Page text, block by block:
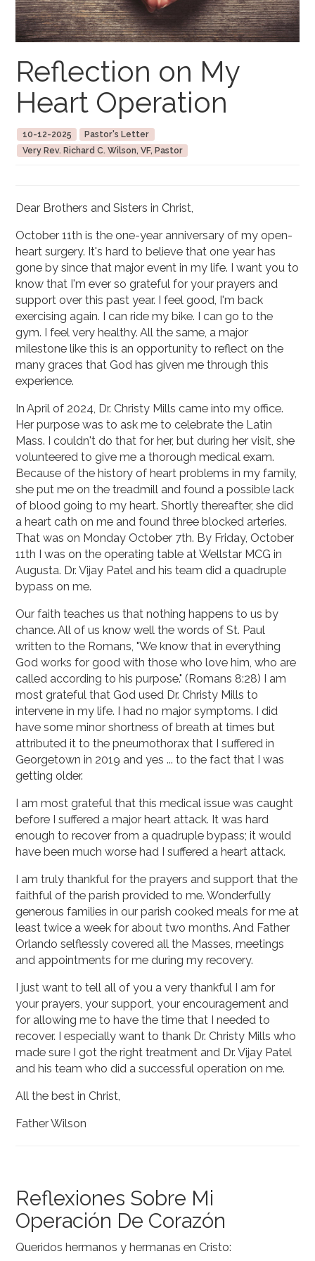
Reflection on My
Heart Operation
10-12-2025
Pastor's Letter
Very Rev. Richard C. Wilson, VF, Pastor
Dear Brothers and Sisters in Christ,
October 11th is the one-year anniversary of my open-
heart surgery. It's hard to believe that one year has
gone by since that major event in my life. I want you to
know that I'm ever so grateful for your prayers and
support over this past year. I feel good, I'm back
exercising again. I can ride my bike. I can go to the
gym. I feel very healthy. All the same, a major
milestone like this is an opportunity to reflect on the
many graces that God has given me through this
experience.
In April of 2024, Dr. Christy Mills came into my office.
Her purpose was to ask me to celebrate the Latin
Mass. I couldn't do that for her, but during her visit, she
volunteered to give me a thorough medical exam.
Because of the history of heart problems in my family,
she put me on the treadmill and found a possible lack
of blood going to my heart. Shortly thereafter, she did
a heart cath on me and found three blocked arteries.
That was on Monday October 7th. By Friday, October
11th I was on the operating table at Wellstar MCG in
Augusta. Dr. Vijay Patel and his team did a quadruple
bypass on me.
Our faith teaches us that nothing happens to us by
chance. All of us know well the words of St. Paul
written to the Romans, "We know that in everything
God works for good with those who love him, who are
called according to his purpose." (Romans 8:28) I am
most grateful that God used Dr. Christy Mills to
intervene in my life. I had no major symptoms. I did
have some minor shortness of breath at times but
attributed it to the pneumothorax that I suffered in
Georgetown in 2019 and yes ... to the fact that I was
getting older.
I am most grateful that this medical issue was caught
before I suffered a major heart attack. It was hard
enough to recover from a quadruple bypass; it would
have been much worse had I suffered a heart attack.
I am truly thankful for the prayers and support that the
faithful of the parish provided to me. Wonderfully
generous families in our parish cooked meals for me at
least twice a week for about two months. And Father
Orlando selflessly covered all the Masses, meetings
and appointments for me during my recovery.
I just want to tell all of you a very thankful I am for
your prayers, your support, your encouragement and
for allowing me to have the time that I needed to
recover. I especially want to thank Dr. Christy Mills who
made sure I got the right treatment and Dr. Vijay Patel
and his team who did a successful operation on me.
All the best in Christ,
Father Wilson
Reflexiones Sobre Mi
Operación De Corazón
Queridos hermanos y hermanas en Cristo: